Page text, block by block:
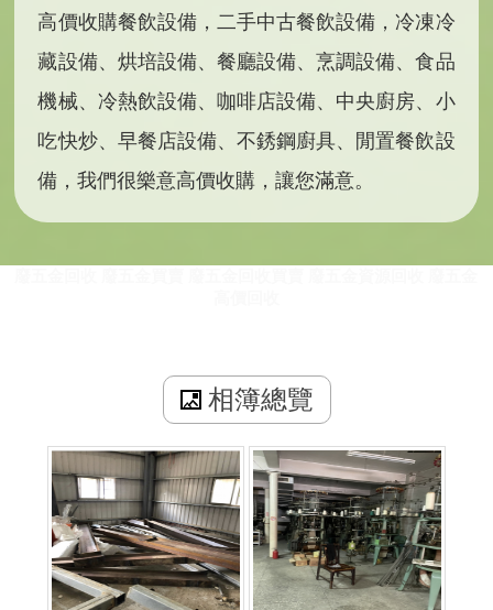
高價收購餐飲設備，二手中古餐飲設備，冷凍冷
藏設備、烘培設備、餐廳設備、烹調設備、食品
機械、冷熱飲設備、咖啡店設備、中央廚房、小
吃快炒、早餐店設備、不銹鋼廚具、閒置餐飲設
備，我們很樂意高價收購，讓您滿意。
相簿總覽